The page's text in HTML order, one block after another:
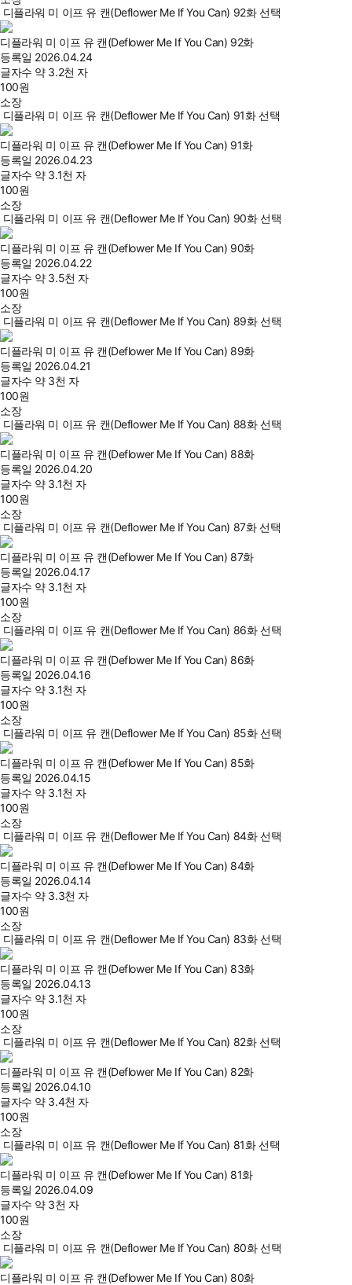
디플라워 미 이프 유 캔(Deflower Me If You Can) 92화 선택
디플라워 미 이프 유 캔(Deflower Me If You Can) 92화
등록일 2026.04.24
글자수 약 3.2천 자
100원
소장
디플라워 미 이프 유 캔(Deflower Me If You Can) 91화 선택
디플라워 미 이프 유 캔(Deflower Me If You Can) 91화
등록일 2026.04.23
글자수 약 3.1천 자
100원
소장
디플라워 미 이프 유 캔(Deflower Me If You Can) 90화 선택
디플라워 미 이프 유 캔(Deflower Me If You Can) 90화
등록일 2026.04.22
글자수 약 3.5천 자
100원
소장
디플라워 미 이프 유 캔(Deflower Me If You Can) 89화 선택
디플라워 미 이프 유 캔(Deflower Me If You Can) 89화
등록일 2026.04.21
글자수 약 3천 자
100원
소장
디플라워 미 이프 유 캔(Deflower Me If You Can) 88화 선택
디플라워 미 이프 유 캔(Deflower Me If You Can) 88화
등록일 2026.04.20
글자수 약 3.1천 자
100원
소장
디플라워 미 이프 유 캔(Deflower Me If You Can) 87화 선택
디플라워 미 이프 유 캔(Deflower Me If You Can) 87화
등록일 2026.04.17
글자수 약 3.1천 자
100원
소장
디플라워 미 이프 유 캔(Deflower Me If You Can) 86화 선택
디플라워 미 이프 유 캔(Deflower Me If You Can) 86화
등록일 2026.04.16
글자수 약 3.1천 자
100원
소장
디플라워 미 이프 유 캔(Deflower Me If You Can) 85화 선택
디플라워 미 이프 유 캔(Deflower Me If You Can) 85화
등록일 2026.04.15
글자수 약 3.1천 자
100원
소장
디플라워 미 이프 유 캔(Deflower Me If You Can) 84화 선택
디플라워 미 이프 유 캔(Deflower Me If You Can) 84화
등록일 2026.04.14
글자수 약 3.3천 자
100원
소장
디플라워 미 이프 유 캔(Deflower Me If You Can) 83화 선택
디플라워 미 이프 유 캔(Deflower Me If You Can) 83화
등록일 2026.04.13
글자수 약 3.1천 자
100원
소장
디플라워 미 이프 유 캔(Deflower Me If You Can) 82화 선택
디플라워 미 이프 유 캔(Deflower Me If You Can) 82화
등록일 2026.04.10
글자수 약 3.4천 자
100원
소장
디플라워 미 이프 유 캔(Deflower Me If You Can) 81화 선택
디플라워 미 이프 유 캔(Deflower Me If You Can) 81화
등록일 2026.04.09
글자수 약 3천 자
100원
소장
디플라워 미 이프 유 캔(Deflower Me If You Can) 80화 선택
디플라워 미 이프 유 캔(Deflower Me If You Can) 80화